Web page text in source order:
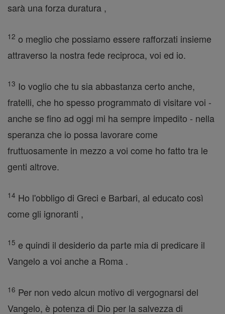
sarà una forza duratura ,
12 o meglio che possiamo essere rafforzati insieme
attraverso la nostra fede reciproca, voi ed io.
13 Io voglio che tu sia abbastanza certo anche,
fratelli, che ho spesso programmato di visitare voi -
anche se fino ad oggi mi ha sempre impedito - nella
speranza che io possa lavorare come
fruttuosamente in mezzo a voi come ho fatto tra le
genti altrove.
14 Ho l'obbligo di Greci e Barbari, al educato così
come gli ignoranti ,
15 e quindi il desiderio da parte mia di predicare il
Vangelo a voi anche a Roma .
16 Per non vedo alcun motivo di vergognarsi del
Vangelo, è potenza di Dio per la salvezza di